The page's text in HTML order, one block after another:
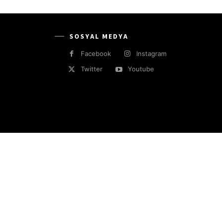
SOSYAL MEDYA
Facebook
Instagram
Twitter
Youtube